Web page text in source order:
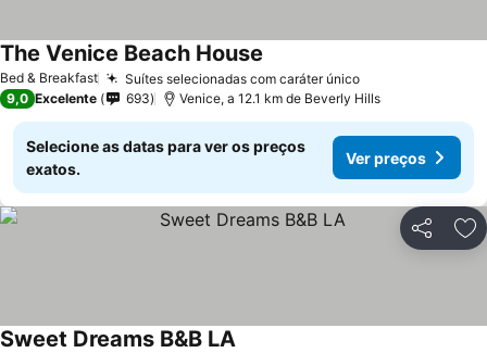
Bed & Breakfast Suítes selecionadas com caráter único
The Venice Beach House
9,0 Excelente 693 Venice, a 12.1 km de Beverly Hills
Selecione as datas para ver os preços
exatos.
Ver preços
Partilhar
Sweet Dreams B&B LA